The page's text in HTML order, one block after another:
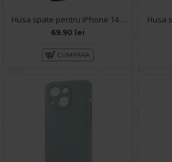
Husa spate pentru iPhone 14 - Slide Case Negru
69.90 lei
CUMPARA